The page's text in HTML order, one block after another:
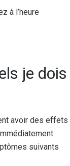
à l’heure
je dois
avoir des effets
suivants